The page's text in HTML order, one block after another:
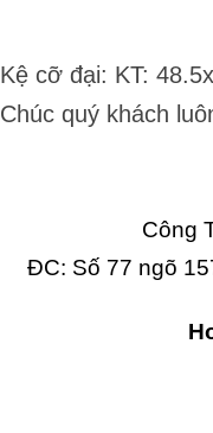
Kệ cỡ đại: KT:
Chúc quý khách
Công
ĐC: Số 77 ngõ